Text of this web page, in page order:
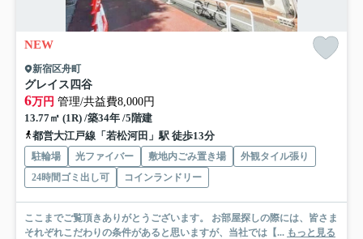
NEW
新宿区舟町
グレイス四谷
6万円 管理/共益費8,000円
13.77㎡ (1R) /築34年 /5階建
都営大江戸線「若松河田」駅 徒歩13分
駐輪場 光ファイバー 敷地内ごみ置き場
外観タイル張り
24時間ゴミ出し可
コインランドリー
ここまでご覧頂きありがとうございます。 お部屋探しの際には、皆さま
それぞれこだわりの条件があると思いますが、当社では【... もっと見る